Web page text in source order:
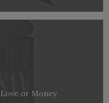
or Money